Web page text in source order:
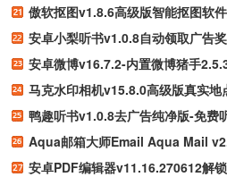
傲软抠图v1.8.6高级版智能抠图软
安卓小梨听书v1.0.8自动领取广告
安卓微博v16.7.2-内置微博猪手
马克水印相机v15.8.0高级版真实地
鸭趣听书v1.0.8去广告纯净版-免费
Aqua邮箱大师Email Aqua Mail
安卓PDF编辑器v11.16.270612解